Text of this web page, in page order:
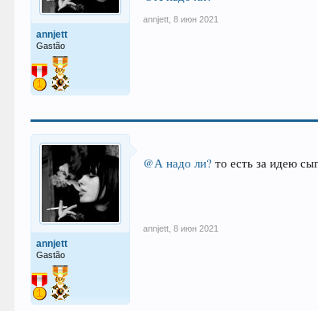
annjett
Gastão
annjett 8 июн 2021
annjett
Gastão
@А надо ли? то есть за идею
annjett 8 июн 2021